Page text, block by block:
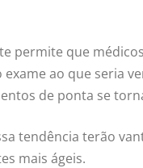
permite que
ao que seria
de ponta se
tendência terão
mais ágeis.